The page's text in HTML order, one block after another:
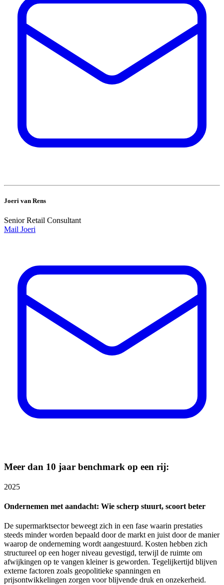
Joeri van Rens
Senior Retail Consultant
Mail Joeri
Meer dan 10 jaar benchmark op een rij:
2025
Ondernemen met aandacht: Wie scherp stuurt, scoort beter
De supermarktsector beweegt zich in een fase waarin prestaties
steeds minder worden bepaald door de markt en juist door de manier
waarop de onderneming wordt aangestuurd. Kosten hebben zich
structureel op een hoger niveau gevestigd, terwijl de ruimte om
afwijkingen op te vangen kleiner is geworden. Tegelijkertijd blijven
externe factoren zoals geopolitieke spanningen en
prijsontwikkelingen zorgen voor blijvende druk en onzekerheid.